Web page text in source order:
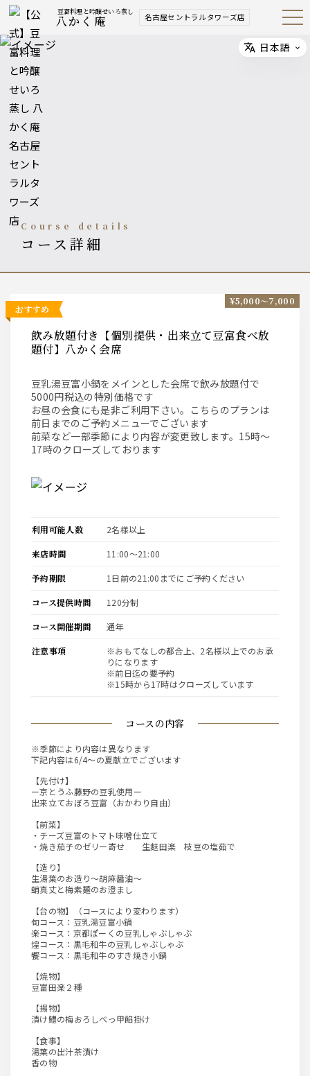
豆富料理と吟醸せいろ蒸し
八かく庵 名古屋セントラルタワーズ店 Open
Navig
course details
コース詳細
おすすめ
飲み放題付き【個別提供・出来立て豆富食べ放
題付】八かく会席
豆乳湯豆富小鍋をメインとした会席で飲み放題付で
5000円税込の特別価格です
お昼の会食にも是非ご利用下さい。こちらのプランは
前日までのご予約メニューでございます
前菜など一部季節により内容が変更致します。15時～
17時のクローズしております
¥5,000〜7,000
コースの内容
※季節により内容は異なります
下記内容は6/4～の夏献立でございます
【先付け】
ー京とうふ藤野の豆乳使用ー
出来立ておぼろ豆富（おかわり自由）
【前菜】
・チーズ豆富のトマト味噌仕立て
・焼き茄子のゼリー寄せ 生麩田楽 枝豆の塩茹で
【造り】
生湯葉のお造り～胡麻醤油～
蛸真丈と梅素麺のお澄まし
【台の物】（コースにより変わります）
旬コース：豆乳湯豆富小鍋
楽コース：京都ぽーくの豆乳しゃぶしゃぶ
煌コース：黒毛和牛の豆乳しゃぶしゃぶ
饗コース：黒毛和牛のすき焼き小鍋
【焼物】
豆富田楽２種
【揚物】
漬け鱧の梅おろしべっ甲餡掛け
【食事】
湯葉の出汁茶漬け
香の物
利用可能人数 2名様以上
来店時間 11:00〜21:00
予約期限 1日前の21:00までにご予約ください
コース提供時間 120分制
コース開催期間 通年
注意事項
※おもてなしの都合上、2名様以上でのお承
りになります
※前日迄の要予約
※15時から17時はクローズしています
Select
日本語